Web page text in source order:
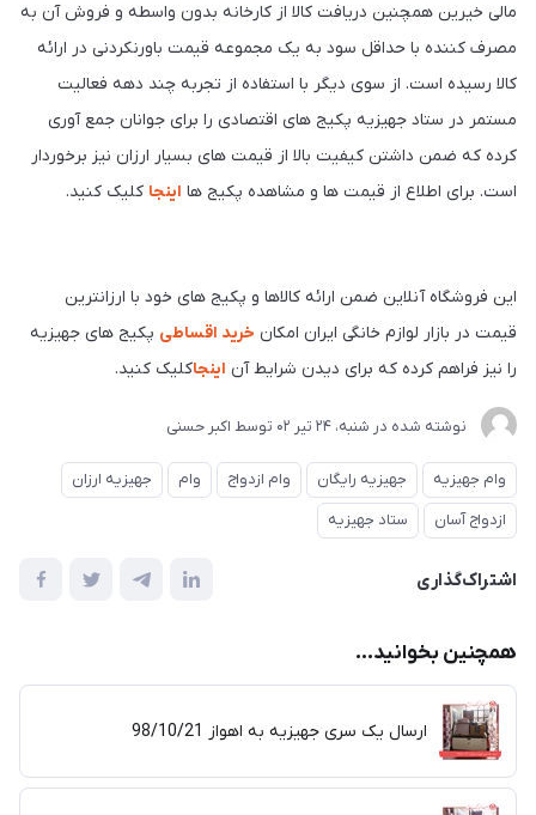
مالی خیرین همچنین دریافت کالا از کارخانه بدون واسطه و فروش آن به
مصرف کننده با حداقل سود به یک مجموعه قیمت باورنکردنی در ارائه
کالا رسیده است. از سوی دیگر با استفاده از تجربه چند دهه فعالیت
مستمر در ستاد جهیزیه پکیج های اقتصادی را برای جوانان جمع آوری
کرده که ضمن داشتن کیفیت بالا از قیمت های بسیار ارزان نیز برخوردار
است. برای اطلاع از قیمت ها و مشاهده پکیج ها اینجا کلیک کنید.
این فروشگاه آنلاین ضمن ارائه کالاها و پکیج های خود با ارزانترین
قیمت در بازار لوازم خانگی ایران امکان خرید اقساطی پکیج های جهیزیه
را نیز فراهم کرده که برای دیدن شرایط آن اینجاکلیک کنید.
نوشته شده در شنبه، 24 تير 02 توسط اکبر حسنی
وام جهیزیه جهیزیه رایگان وام ازدواج وام
جهیزیه ارزان
ازدواج آسان
ستاد جهیزیه
اشتراک‌گذاری
همچنین بخوانید...
ارسال یک سری جهیزیه به اهواز 98/10/21